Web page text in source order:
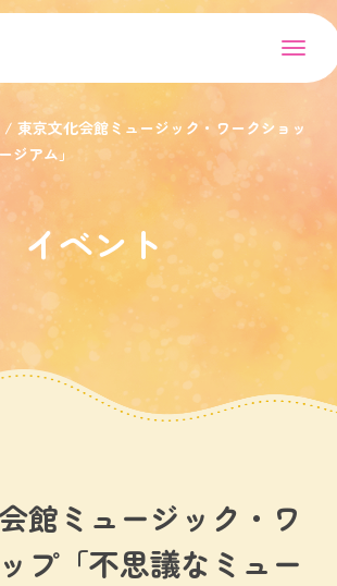
東京文化会館ミュージック・ワークショッ
ジアム」
イベント
館ミュージック・ワ
プ「不思議なミュー